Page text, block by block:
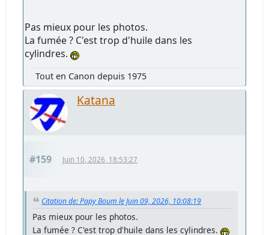
Pas mieux pour les photos.
La fumée ? C'est trop d'huile dans les
cylindres.
Tout en Canon depuis 1975
Katana
#159 Juin 10, 2026, 18:53:27
Citation de: Papy Boum le Juin 09, 2026, 10:08:19
Pas mieux pour les photos.
La fumée ? C'est trop d'huile dans les cylindres.